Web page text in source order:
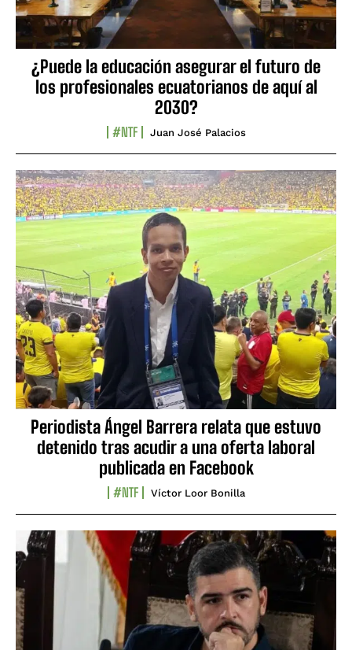
¿Puede la educación asegurar el futuro de
los profesionales ecuatorianos de aquí al
2030?
#NTF Juan José Palacios
Periodista Ángel Barrera relata que estuvo
detenido tras acudir a una oferta laboral
publicada en Facebook
#NTF Víctor Loor Bonilla